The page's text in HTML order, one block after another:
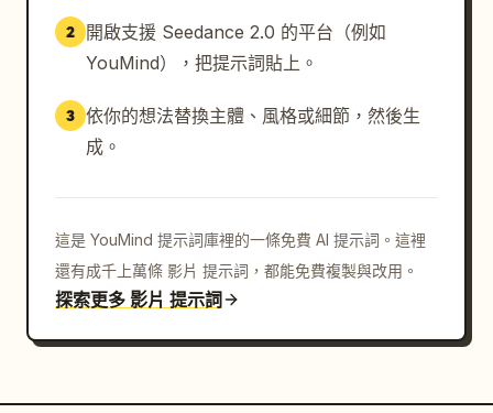
2
開啟支援 Seedance 2.0 的平台（例如
YouMind），把提示詞貼上。
3 依你的想法替換主體、風格或細節，然後生
成。
這是 YouMind 提示詞庫裡的一條免費 AI 提示詞。這裡
還有成千上萬條 影片 提示詞，都能免費複製與改用。
探索更多 影片 提示詞